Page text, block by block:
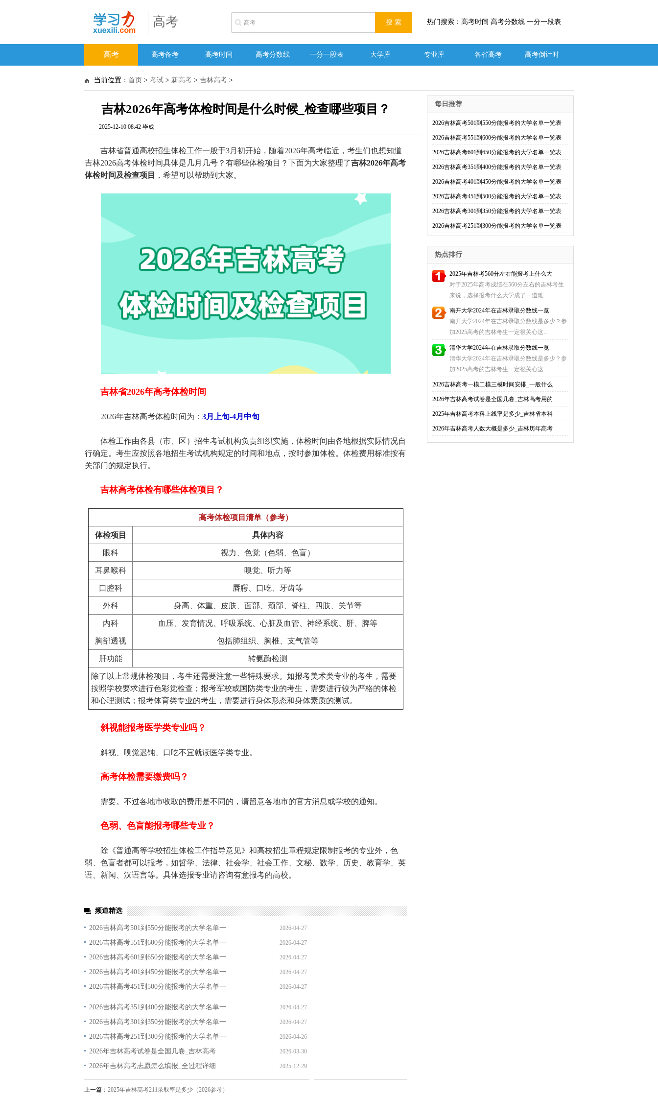
高考 热门搜索：高考时间 高考分数线 一分一段表
高考 高考备考 高考时间 高考分数线 一分一段表 大学库 专业库 各省高考 高考倒计时
当前位置： 首页 > 考试 > 新高考 > 吉林高考 >
吉林2026年高考体检时间是什么时候_检查哪些项目？
2025-12-10 08:42 毕成
吉林省普通高校招生体检工作一般于3月初开始，随着2026年高考临近，考生们也想知道
吉林2026高考体检时间具体是几月几号？有哪些体检项目？下面为大家整理了吉林2026年高考
体检时间及检查项目
，希望可以帮助到大家。
吉林省2026年高考体检时间
2026年吉林高考体检时间为： 3月上旬-4月中旬
体检工作由各县（市、区）招生考试机构负责组织实施，体检时间由各地根据实际情况自
行确定。考生应按照各地招生考试机构规定的时间和地点，按时参加体检。体检费用标准按有
关部门的规定执行。
吉林高考体检有哪些体检项目？
高考体检项目清单（参考）
体检项目 具体内容
眼科 视力、色觉（色弱、色盲）
耳鼻喉科 嗅觉、听力等
口腔科 唇腭、口吃、牙齿等
外科 身高、体重、皮肤、面部、颈部、脊柱、四肢、关节等
内科 血压、发育情况、呼吸系统、心脏及血管、神经系统、肝、脾等
胸部透视 包括肺组织、胸椎、支气管等
肝功能 转氨酶检测
除了以上常规体检项目，考生还需要注意一些特殊要求。如报考美术类专业的考生，需要
按照学校要求进行色彩觉检查；报考军校或国防类专业的考生，需要进行较为严格的体检
和心理测试；报考体育类专业的考生，需要进行身体形态和身体素质的测试。
斜视能报考医学类专业吗？
斜视、嗅觉迟钝、口吃不宜就读医学类专业。
高考体检需要缴费吗？
需要。不过各地市收取的费用是不同的，请留意各地市的官方消息或学校的通知。
色弱、色盲能报考哪些专业？
除《普通高等学校招生体检工作指导意见》和高校招生章程规定限制报考的专业外，色
弱、色盲者都可以报考，如哲学、法律、社会学、社会工作、文秘、数学、历史、教育学、英
语、新闻、汉语言等。具体选报专业请咨询有意报考的高校。
频道精选
2026吉林高考501到550分能报考的大学名单一 2026-04-27
09:30:13
2026吉林高考551到600分能报考的大学名单一 2026-04-27
09:30:13
2026吉林高考601到650分能报考的大学名单一 2026-04-27
09:30:13
2026吉林高考401到450分能报考的大学名单一 2026-04-27
09:30:12
2026吉林高考451到500分能报考的大学名单一 2026-04-27
2026吉林高考351到400分能报考的大学名单一 2026-04-27
09:30:12
2026吉林高考301到350分能报考的大学名单一 2026-04-27
09:30:11
2026吉林高考251到300分能报考的大学名单一 2026-04-26
22:34:48
2026年吉林高考试卷是全国几卷_吉林高考 2026-03-30
10:15:42
2026年吉林高考志愿怎么填报_全过程详细 2025-12-29
13:15:59
上一篇： 2025年吉林高考211录取率是多少（2026参考）
每日推荐
2026吉林高考501到550分能报考的大学名单一览表
2026吉林高考551到600分能报考的大学名单一览表
2026吉林高考601到650分能报考的大学名单一览表
2026吉林高考351到400分能报考的大学名单一览表
2026吉林高考401到450分能报考的大学名单一览表
2026吉林高考451到500分能报考的大学名单一览表
2026吉林高考301到350分能报考的大学名单一览表
2026吉林高考251到300分能报考的大学名单一览表
热点排行
2025年吉林考560分左右能报考上什么大
对于2025年高考成绩在560分左右的吉林考生
来说，选择报考什么大学成了一道难...
南开大学2024年在吉林录取分数线一览
南开大学2024年在吉林录取分数线是多少？参
加2025高考的吉林考生一定很关心这...
清华大学2024年在吉林录取分数线一览
清华大学2024年在吉林录取分数线是多少？参
加2025高考的吉林考生一定很关心这...
2026吉林高考一模二模三模时间安排_一般什么
2026年吉林高考试卷是全国几卷_吉林高考用的
2025年吉林高考本科上线率是多少_吉林省本科
2026年吉林高考人数大概是多少_吉林历年高考